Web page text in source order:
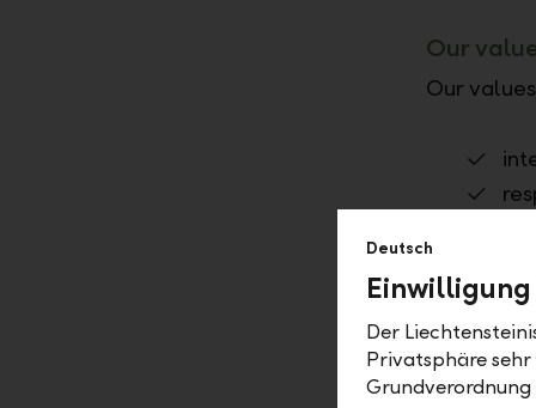
Our
Our
Our
be one of
Deutsch
Der
Privatsphäre
Grundverordnung